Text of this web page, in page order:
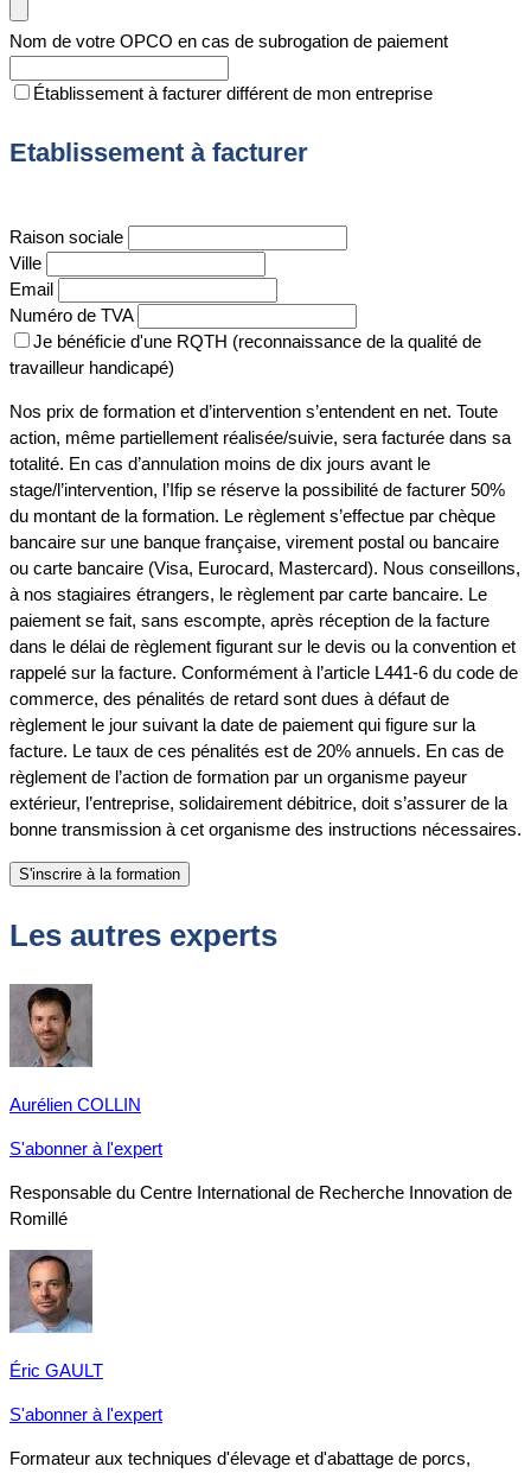
Nom de votre OPCO en cas de subrogation de paiement
Établissement à facturer différent de mon entreprise
Etablissement à facturer
Raison sociale
Ville
Email
Numéro de TVA
Je bénéficie d'une RQTH (reconnaissance de la qualité de
travailleur handicapé)
Nos prix de formation et d’intervention s’entendent en net. Toute
action, même partiellement réalisée/suivie, sera facturée dans sa
totalité. En cas d’annulation moins de dix jours avant le
stage/l’intervention, l’Ifip se réserve la possibilité de facturer 50%
du montant de la formation. Le règlement s’effectue par chèque
bancaire sur une banque française, virement postal ou bancaire
ou carte bancaire (Visa, Eurocard, Mastercard). Nous conseillons,
à nos stagiaires étrangers, le règlement par carte bancaire. Le
paiement se fait, sans escompte, après réception de la facture
dans le délai de règlement figurant sur le devis ou la convention et
rappelé sur la facture. Conformément à l’article L441-6 du code de
commerce, des pénalités de retard sont dues à défaut de
règlement le jour suivant la date de paiement qui figure sur la
facture. Le taux de ces pénalités est de 20% annuels. En cas de
règlement de l’action de formation par un organisme payeur
extérieur, l’entreprise, solidairement débitrice, doit s’assurer de la
bonne transmission à cet organisme des instructions nécessaires.
Les autres experts
Aurélien COLLIN
S'abonner à l'expert
Responsable du Centre International de Recherche Innovation de
Romillé
Éric GAULT
S'abonner à l'expert
Formateur aux techniques d'élevage et d'abattage de porcs,